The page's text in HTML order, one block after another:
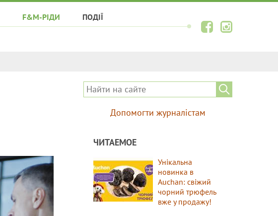
F&M-РІДИ ПОДІЇ
Допомогти журналістам
ЧИТАЕМОЕ
Унікальна
новинка в
Auchan: свіжий
чорний трюфель
вже у продажу!